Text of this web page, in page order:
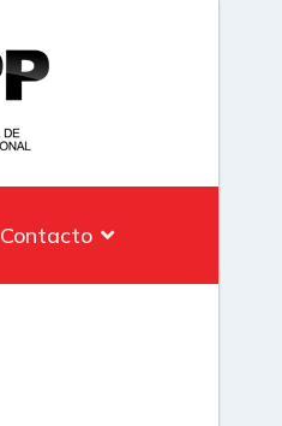
Contacto